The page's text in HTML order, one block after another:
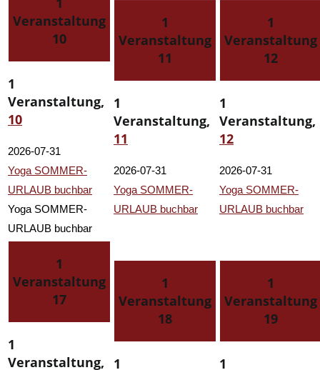
Veranstaltung
10
1
Veranstaltung,
10
2026-07-31
Yoga SOMMER-
URLAUB buchbar
Yoga SOMMER-
URLAUB buchbar
1
Veranstaltung
11
1
Veranstaltung,
11
2026-07-31
Yoga SOMMER-
URLAUB buchbar
1
Veranstaltung
12
1
Veranstaltung,
12
2026-07-31
Yoga SOMMER-
URLAUB buchbar
1
Veranstaltung
17
1
Veranstaltung,
1
Veranstaltung
18
1
1
Veranstaltung
19
1